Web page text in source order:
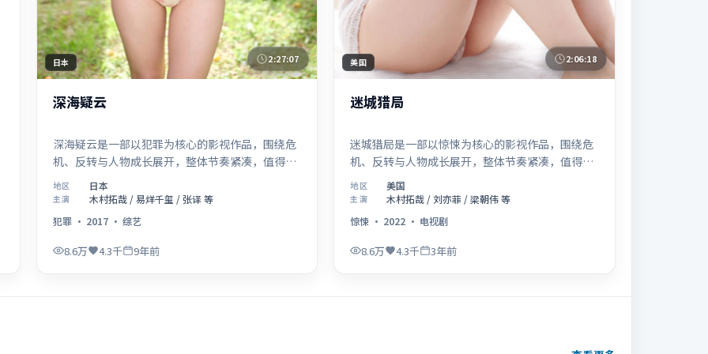
日本 2:27:07
深海疑云
深海疑云是一部以犯罪为核心的影视作品，围绕危
机、反转与人物成长展开，整体节奏紧凑，值得推
荐观看。
地区 日本
主演
木村拓哉 / 易烊千玺 / 张译 等
犯罪· 2017· 综艺
8.6万 4.3千 9年前
美国 2:06:18
迷城猎局
迷城猎局是一部以惊悚为核心的影视作品，围绕危
机、反转与人物成长展开，整体节奏紧凑，值得推
荐观看。
地区 美国
主演
木村拓哉 / 刘亦菲 / 梁朝伟 等
惊悚 · 2022 · 电视剧
8.6万 4.3千 3年前